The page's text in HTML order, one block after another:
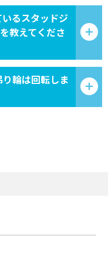
るスタッドジ
教えてくださ
輪は回転しま